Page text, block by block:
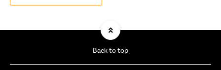
Back to top